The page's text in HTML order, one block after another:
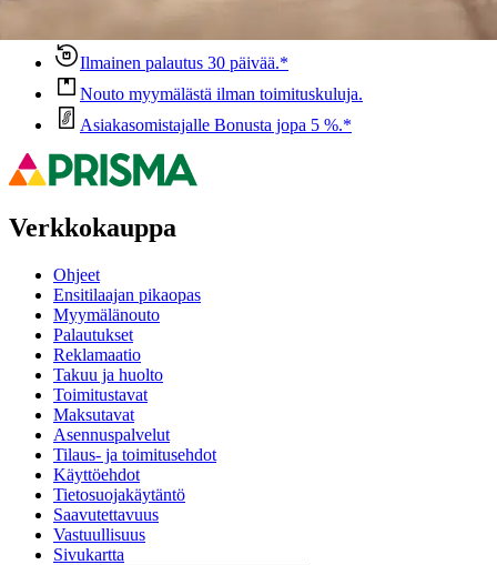
Ilmainen palautus 30 päivää.*
Nouto myymälästä ilman toimituskuluja.
Asiakasomistajalle Bonusta jopa 5 %.*
Verkkokauppa
Ohjeet
Ensitilaajan pikaopas
Myymälänouto
Palautukset
Reklamaatio
Takuu ja huolto
Toimitustavat
Maksutavat
Asennuspalvelut
Tilaus- ja toimitusehdot
Käyttöehdot
Tietosuojakäytäntö
Saavutettavuus
Vastuullisuus
Sivukartta